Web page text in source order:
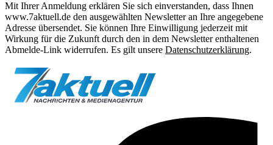
Mit Ihrer Anmeldung erklären Sie sich einverstanden, dass Ihnen
www.7aktuell.de den ausgewählten Newsletter an Ihre angegebene
Adresse übersendet. Sie können Ihre Einwilligung jederzeit mit
Wirkung für die Zukunft durch den in dem Newsletter enthaltenen
Abmelde-Link widerrufen. Es gilt unsere Datenschutzerklärung.